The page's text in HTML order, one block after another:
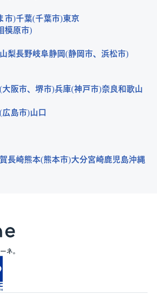
市 千葉 千葉市 東京
模原市
山梨長野岐阜静岡 静岡市
浜松市
大阪市 堺市 兵庫 神戸市 奈良和歌山
広島市 山口
長崎熊本 熊本市 大分宮崎鹿児島沖縄